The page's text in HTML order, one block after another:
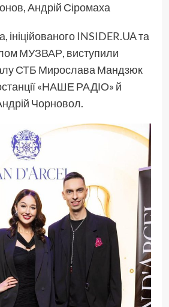
Андрій Сіромаха
ініційованого INSIDER.UAта
МУЗВАР, виступили
СТБ Мирослава Мандзюк
«НАШЕ РАДІО» й
Чорновол.